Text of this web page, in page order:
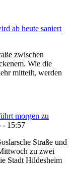
ab heute saniert
zwischen
Wie die
mitteilt, werden
morgen zu
- 15:57
Straße und
zu zwei
Stadt Hildesheim